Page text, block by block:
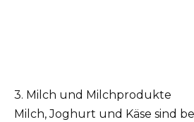
3. Milch und Milchprodukte
Milch, Joghurt und Käse sind